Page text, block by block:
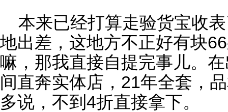
本来已经打算走验货宝收
地出差，这地方不正好有块
嘛，那我直接自提完事儿。
间直奔实体店，21年全套，
多说，不到4折直接拿下。